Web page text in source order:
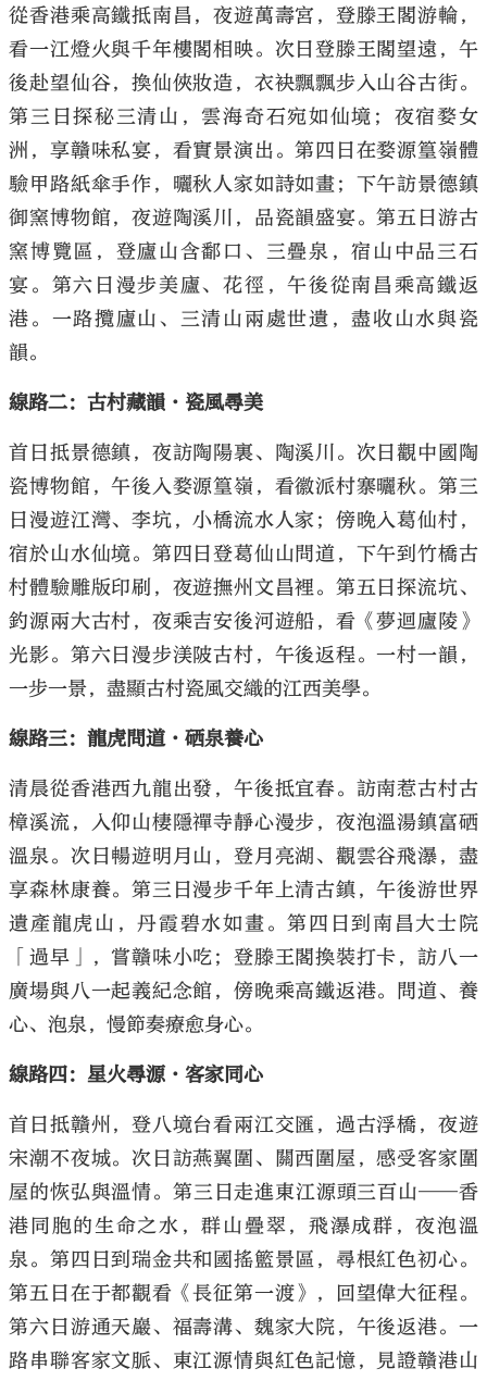
從香港乘高鐵抵南昌，夜遊萬壽宮，登滕王閣游輪，
看一江燈火與千年樓閣相映。次日登滕王閣望遠，午
後赴望仙谷，換仙俠妝造，衣袂飄飄步入山谷古街。
第三日探秘三清山，雲海奇石宛如仙境；夜宿婺女
洲，享贛味私宴，看實景演出。第四日在婺源篁嶺體
驗甲路紙傘手作，曬秋人家如詩如畫；下午訪景德鎮
御窯博物館，夜遊陶溪川，品瓷韻盛宴。第五日游古
窯博覽區，登廬山含鄱口、三疊泉，宿山中品三石
宴。第六日漫步美廬、花徑，午後從南昌乘高鐵返
港。一路攬廬山、三清山兩處世遺，盡收山水與瓷
韻。
線路二：古村藏韻·瓷風尋美
首日抵景德鎮，夜訪陶陽裏、陶溪川。次日觀中國陶
瓷博物館，午後入婺源篁嶺，看徽派村寨曬秋。第三
日漫遊江灣、李坑，小橋流水人家；傍晚入葛仙村，
宿於山水仙境。第四日登葛仙山問道，下午到竹橋古
村體驗雕版印刷，夜遊撫州文昌裡。第五日探流坑、
釣源兩大古村，夜乘吉安後河遊船，看《夢迴廬陵》
光影。第六日漫步渼陂古村，午後返程。一村一韻，
一步一景，盡顯古村瓷風交織的江西美學。
線路三：龍虎問道·硒泉養心
清晨從香港西九龍出發，午後抵宜春。訪南惹古村古
樟溪流，入仰山棲隱禪寺靜心漫步，夜泡溫湯鎮富硒
溫泉。次日暢遊明月山，登月亮湖、觀雲谷飛瀑，盡
享森林康養。第三日漫步千年上清古鎮，午後游世界
遺產龍虎山，丹霞碧水如畫。第四日到南昌大士院
「過早」，嘗贛味小吃；登滕王閣換裝打卡，訪八一
廣場與八一起義紀念館，傍晚乘高鐵返港。問道、養
心、泡泉，慢節奏療愈身心。
線路四：星火尋源·客家同心
首日抵贛州，登八境台看兩江交匯，過古浮橋，夜遊
宋潮不夜城。次日訪燕翼圍、關西圍屋，感受客家圍
屋的恢弘與溫情。第三日走進東江源頭三百山——香
港同胞的生命之水，群山疊翠，飛瀑成群，夜泡溫
泉。第四日到瑞金共和國搖籃景區，尋根紅色初心。
第五日在于都觀看《長征第一渡》，回望偉大征程。
第六日游通天巖、福壽溝、魏家大院，午後返港。一
路串聯客家文脈、東江源情與紅色記憶，見證贛港山